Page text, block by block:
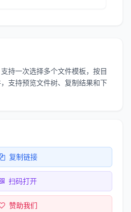
持一次选择多个文件模板，按目
支持预览文件树、复制结果和下
复制链接
扫码打开
赞助我们